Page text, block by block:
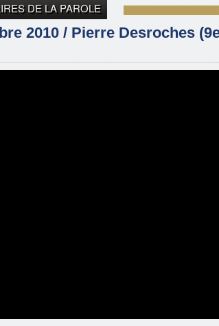
DE LA PAROLE
DESROCHES
2010 / Pierre Desroches